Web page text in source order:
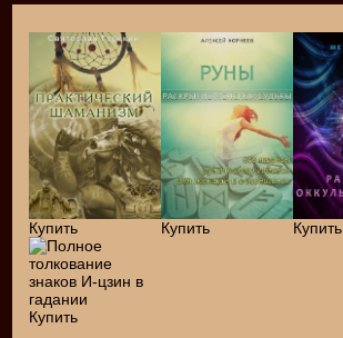
Купить Купить Купить
Купить